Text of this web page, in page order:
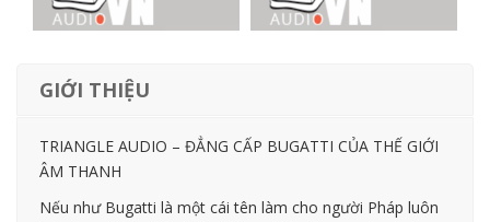
GIỚI THIỆU
TRIANGLE AUDIO – ĐẲNG CẤP BUGATTI CỦA THẾ GIỚI
ÂM THANH
Nếu như Bugatti là một cái tên làm cho người Pháp luôn